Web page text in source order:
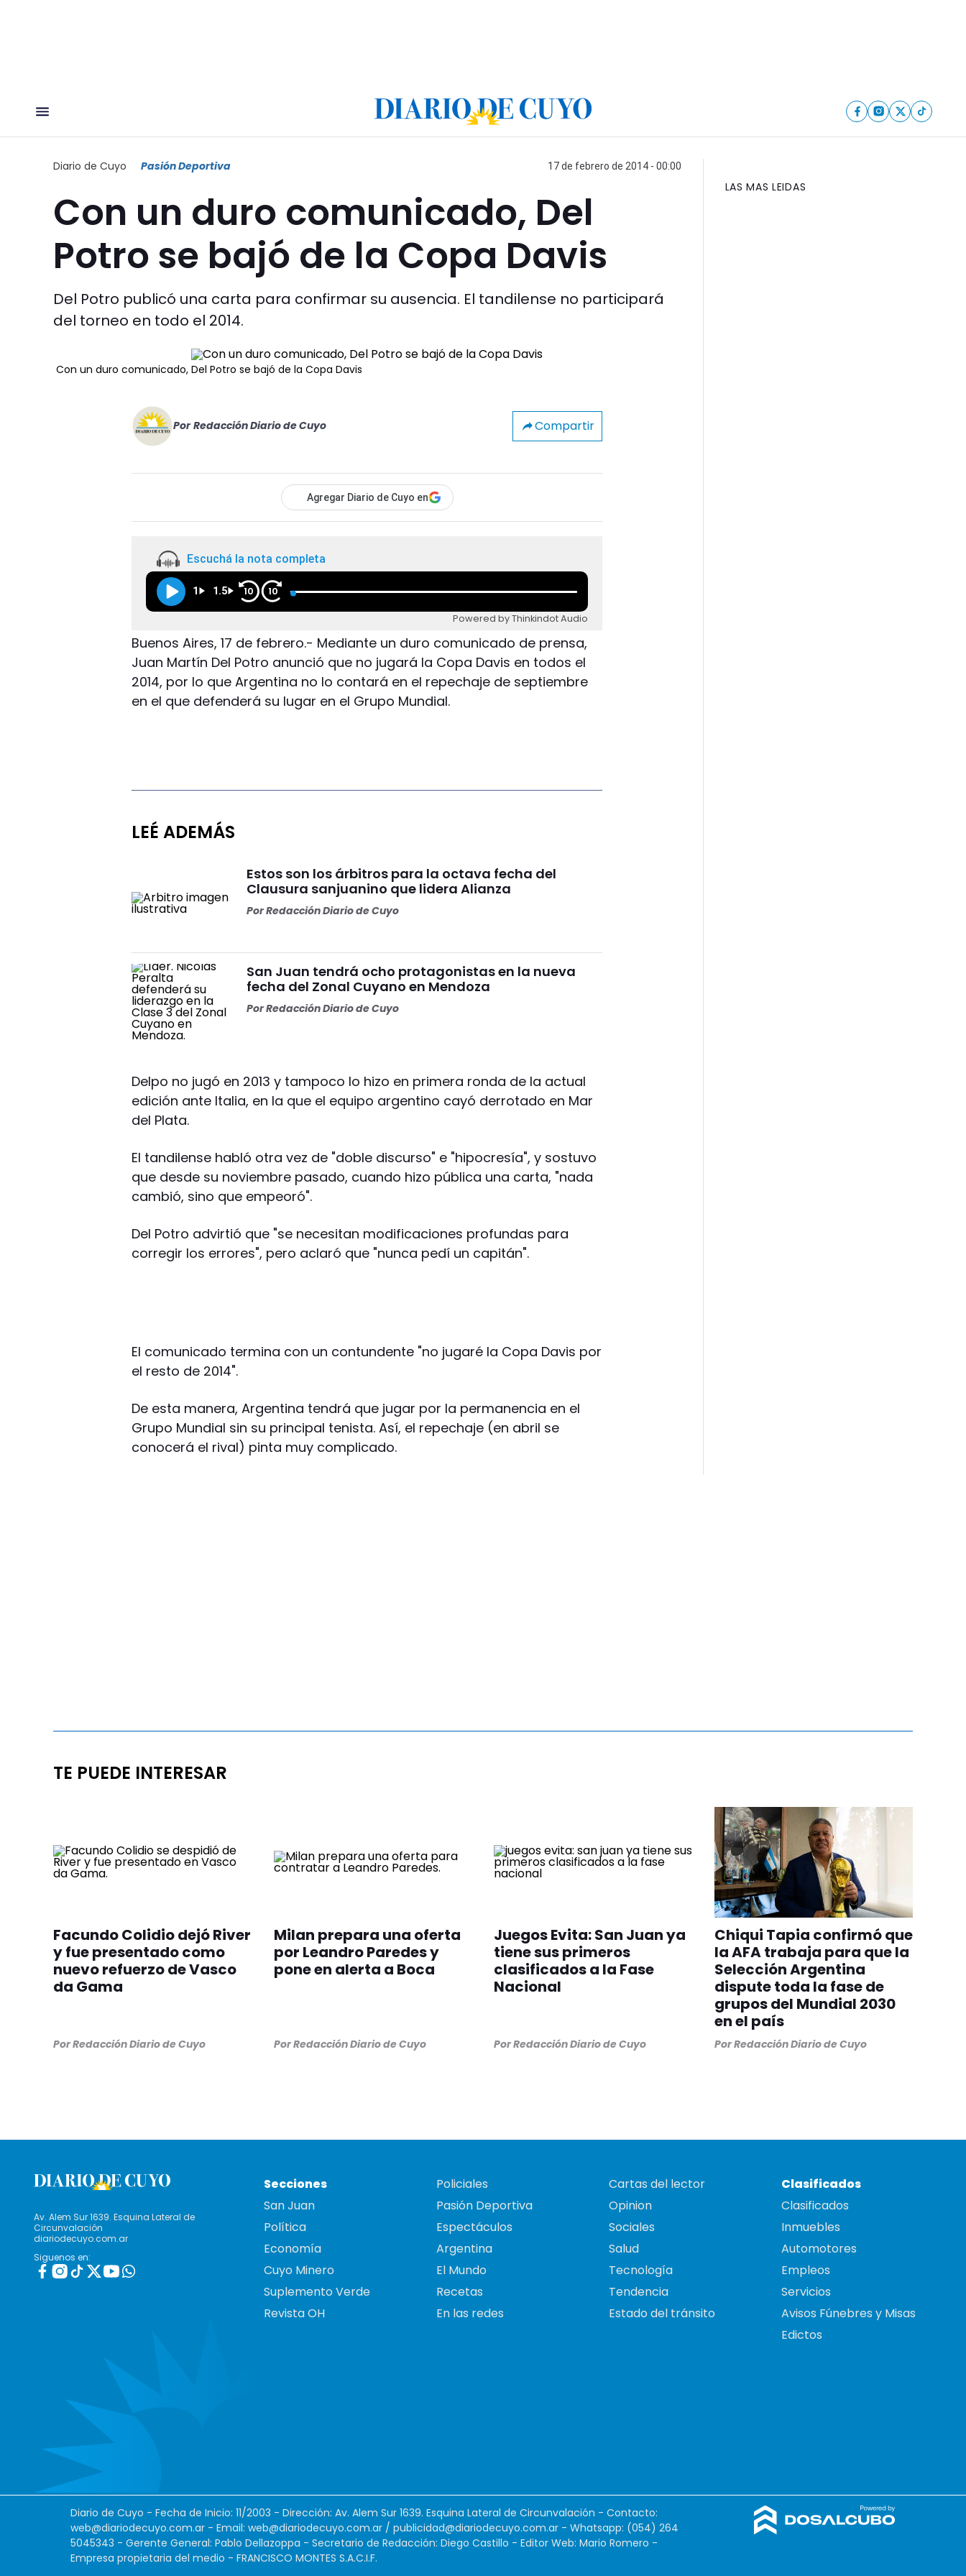
Diario de Cuyo Pasión Deportiva 17 de febrero de 2014 - 00:00
Con un duro comunicado, Del
Potro se bajó de la Copa Davis
Del Potro publicó una carta para confirmar su ausencia. El tandilense no participará
del torneo en todo el 2014.
Con un duro comunicado, Del Potro se bajó de la Copa Davis
Por Redacción Diario de Cuyo Compartir
Agregar Diario de Cuyo en
Escuchá la nota completa
1 1.5 10 10
Powered by Thinkindot Audio
Buenos Aires, 17 de febrero.- Mediante un duro comunicado de prensa,
Juan Martín Del Potro anunció que no jugará la Copa Davis en todos el
2014, por lo que Argentina no lo contará en el repechaje de septiembre
en el que defenderá su lugar en el Grupo Mundial.
LEÉ ADEMÁS
Estos son los árbitros para la octava fecha del
Clausura sanjuanino que lidera Alianza
PorRedacción Diario de Cuyo
San Juan tendrá ocho protagonistas en la nueva
fecha del Zonal Cuyano en Mendoza
PorRedacción Diario de Cuyo
Delpo no jugó en 2013 y tampoco lo hizo en primera ronda de la actual
edición ante Italia, en la que el equipo argentino cayó derrotado en Mar
del Plata.
El tandilense habló otra vez de "doble discurso" e "hipocresía", y sostuvo
que desde su noviembre pasado, cuando hizo pública una carta, "nada
cambió, sino que empeoró".
Del Potro advirtió que "se necesitan modificaciones profundas para
corregir los errores", pero aclaró que "nunca pedí un capitán".
El comunicado termina con un contundente "no jugaré la Copa Davis por
el resto de 2014".
De esta manera, Argentina tendrá que jugar por la permanencia en el
Grupo Mundial sin su principal tenista. Así, el repechaje (en abril se
conocerá el rival) pinta muy complicado.
LAS MAS LEIDAS
TE PUEDE INTERESAR
Facundo Colidio dejó River
y fue presentado como
nuevo refuerzo de Vasco
da Gama
PorRedacción Diario de Cuyo
Milan prepara una oferta
por Leandro Paredes y
pone en alerta a Boca
PorRedacción Diario de Cuyo
Juegos Evita: San Juan ya
tiene sus primeros
clasificados a la Fase
Nacional
PorRedacción Diario de Cuyo
Chiqui Tapia confirmó que
la AFA trabaja para que la
Selección Argentina
dispute toda la fase de
grupos del Mundial 2030
en el país
PorRedacción Diario de Cuyo
Av. Alem Sur 1639. Esquina Lateral de
Circunvalación
diariodecuyo.com.ar
Siguenos en:
Secciones
San Juan
Política
Economía
Cuyo Minero
Suplemento Verde
Revista OH
Policiales
Pasión Deportiva
Espectáculos
Argentina
El Mundo
Recetas
En las redes
Cartas del lector
Opinion
Sociales
Salud
Tecnología
Tendencia
Estado del tránsito
Clasificados
Clasificados
Inmuebles
Automotores
Empleos
Servicios
Avisos Fúnebres y Misas
Edictos
Diario de Cuyo - Fecha de Inicio: 11/2003 - Dirección: Av. Alem Sur 1639. Esquina Lateral de Circunvalación - Contacto:
web@diariodecuyo.com.ar - Email: web@diariodecuyo.com.ar / publicidad@diariodecuyo.com.ar - Whatsapp: (054) 264
5045343 - Gerente General: Pablo Dellazoppa - Secretario de Redacción: Diego Castillo - Editor Web: Mario Romero -
Empresa propietaria del medio - FRANCISCO MONTES S.A.C.I.F.